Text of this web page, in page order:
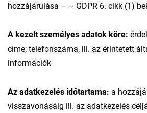
hozzájárulása – – GDPR 6. cikk (1)
A kezelt személyes adatok köre:
címe; telefonszáma, ill. az érintetett
információk
Az adatkezelés időtartama: a
visszavonásáig ill. az adatkezelés